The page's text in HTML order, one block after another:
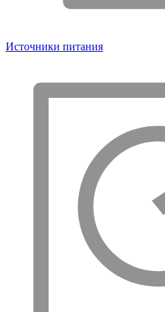
Источники питания